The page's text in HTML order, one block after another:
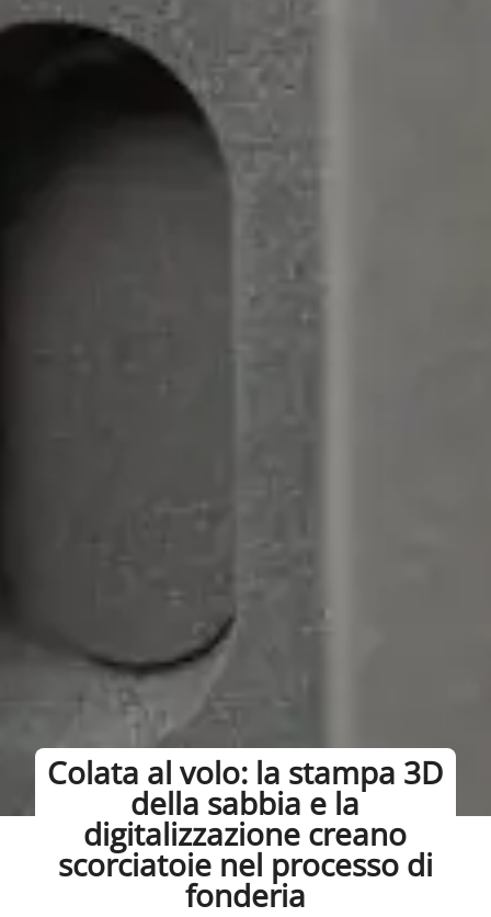
Colata al volo: la stampa 3D
della sabbia e la
digitalizzazione creano
scorciatoie nel processo di
fonderia